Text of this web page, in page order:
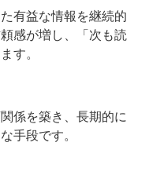
有益な情報を継続的
感が増し、「次も読
す。
係を築き、長期的に
手段です。